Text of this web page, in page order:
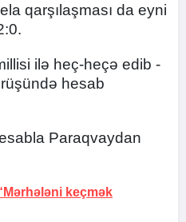
qarşılaşması da eyni
ilə heç-heçə edib -
hesab
Paraqvaydan
keçmək